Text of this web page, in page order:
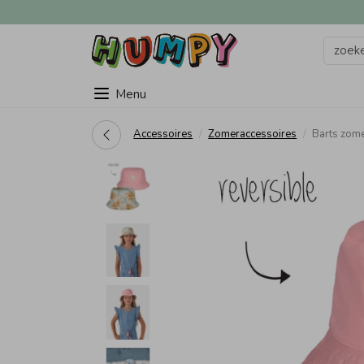
Menu
Accessoires Zomeraccessoires Barts